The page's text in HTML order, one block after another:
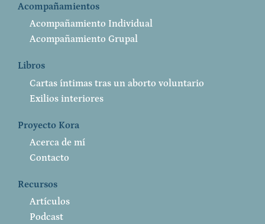
Acompañamientos
Acompañamiento Individual
Acompañamiento Grupal
Libros
Cartas íntimas tras un aborto voluntario
Exilios interiores
Proyecto Kora
Acerca de mí
Contacto
Recursos
Artículos
Podcast